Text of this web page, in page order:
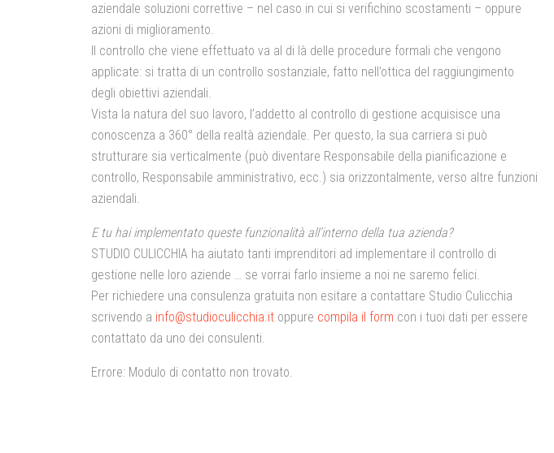
aziendale soluzioni correttive – nel caso in cui si verifichino scostamenti – oppure
azioni di miglioramento.
Il controllo che viene effettuato va al di là delle procedure formali che vengono
applicate: si tratta di un controllo sostanziale, fatto nell’ottica del raggiungimento
degli obiettivi aziendali.
Vista la natura del suo lavoro, l’addetto al controllo di gestione acquisisce una
conoscenza a 360° della realtà aziendale. Per questo, la sua carriera si può
strutturare sia verticalmente (può diventare Responsabile della pianificazione e
controllo, Responsabile amministrativo, ecc.) sia orizzontalmente, verso altre funzioni
aziendali.
E tu hai implementato queste funzionalità all’interno della tua azienda?
STUDIO CULICCHIA ha aiutato tanti imprenditori ad implementare il controllo di
gestione nelle loro aziende … se vorrai farlo insieme a noi ne saremo felici.
Per richiedere una consulenza gratuita non esitare a contattare Studio Culicchia
scrivendo a info@studioculicchia.it oppure compila il form con i tuoi dati per essere
contattato da uno dei consulenti.
Errore: Modulo di contatto non trovato.